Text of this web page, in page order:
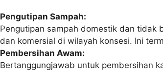
Pengutipan Sampah:
Pengutipan sampah domestik dan tidak
dan komersial di wilayah konsesi. Ini
Pembersihan Awam:
Bertanggungjawab untuk pembersihan